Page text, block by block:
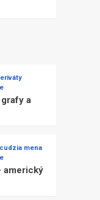
a
mena
americký